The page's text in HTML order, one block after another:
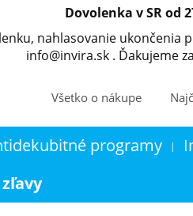
Dovolenka v SR od
nahlasovanie
info@invira.sk . Ďakujeme
Všetko o nákupe
Kontakt Košík
programy |